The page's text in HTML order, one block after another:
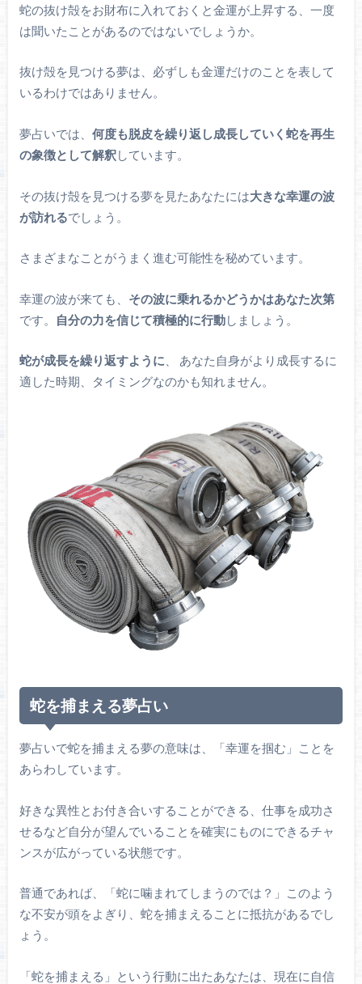
蛇の抜け殻をお財布に入れておくと金運が上昇する、一度
は聞いたことがあるのではないでしょうか。
抜け殻を見つける夢は、必ずしも金運だけのことを表して
いるわけではありません。
夢占いでは、 何度も脱皮を繰り返し成長していく蛇を再生
の象徴として解釈しています。
その抜け殻を見つける夢を見たあなたには大きな幸運の波
が訪れるでしょう。
さまざまなことがうまく進む可能性を秘めています。
幸運の波が来ても、 その波に乗れるかどうかはあなた次第
です。
自分の力を信じて積極的に行動しましょう。
蛇が成長を繰り返すように
あなた自身がより成長するに
適した時期、タイミングなのかも知れません。
蛇を捕まえる夢占い
夢占いで蛇を捕まえる夢の意味は、「幸運を掴む」ことを
あらわしています。
好きな異性とお付き合いすることができる、仕事を成功さ
せるなど自分が望んでいることを確実にものにできるチャ
ンスが広がっている状態です。
普通であれば、「蛇に噛まれてしまうのでは？」このよう
な不安が頭をよぎり、蛇を捕まえることに抵抗があるでし
ょう。
「蛇を捕まえる」という行動に出たあなたは、現在に自信